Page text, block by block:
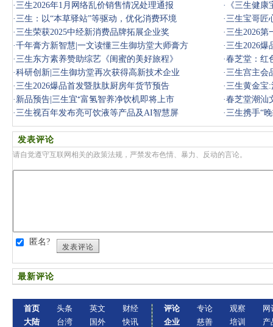
·三生2026年1月网络乱价销售情况处理通报 ·
《三生健
·三生：以“本草驿站”等驱动，优化消费环境 ·三生宝哥匠
·三生荣获2025中经新消费品牌拓展企业奖 ·三生2026第
·千年膏方新智慧|一文读懂三生御坊堂大师膏方 ·三生2026爆
·三生东方素养赞助综艺《闺蜜的美好旅程》 ·春芝堂：红
·科研创新|三生御坊堂再次获得高新技术企业 ·三生宫主会
·三生2026爆品首发暨肽肽厨房年货节预告 ·三生黄金宝
· 新品预告|三生宜⁺富氢智养净饮机即将上市 ·春芝堂潮汕
注入匠心
·三生视百年发布亮可饮液等产品及AI智慧屏 ·三生携手“
发表评论
请自觉遵守互联网相关的政策法规，严禁发布色情、暴力、反动的言论。
匿名?
发表评论
最新评论
首页
大陆
头条
台湾
英文
国外
财经
快讯
评论
企业
专论
慈善
观察
培训
网
产